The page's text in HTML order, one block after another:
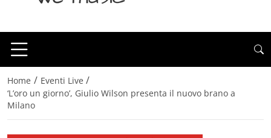
Home / Eventi Live /
‘L’oro un giorno’, Giulio Wilson presenta il nuovo brano a
Milano